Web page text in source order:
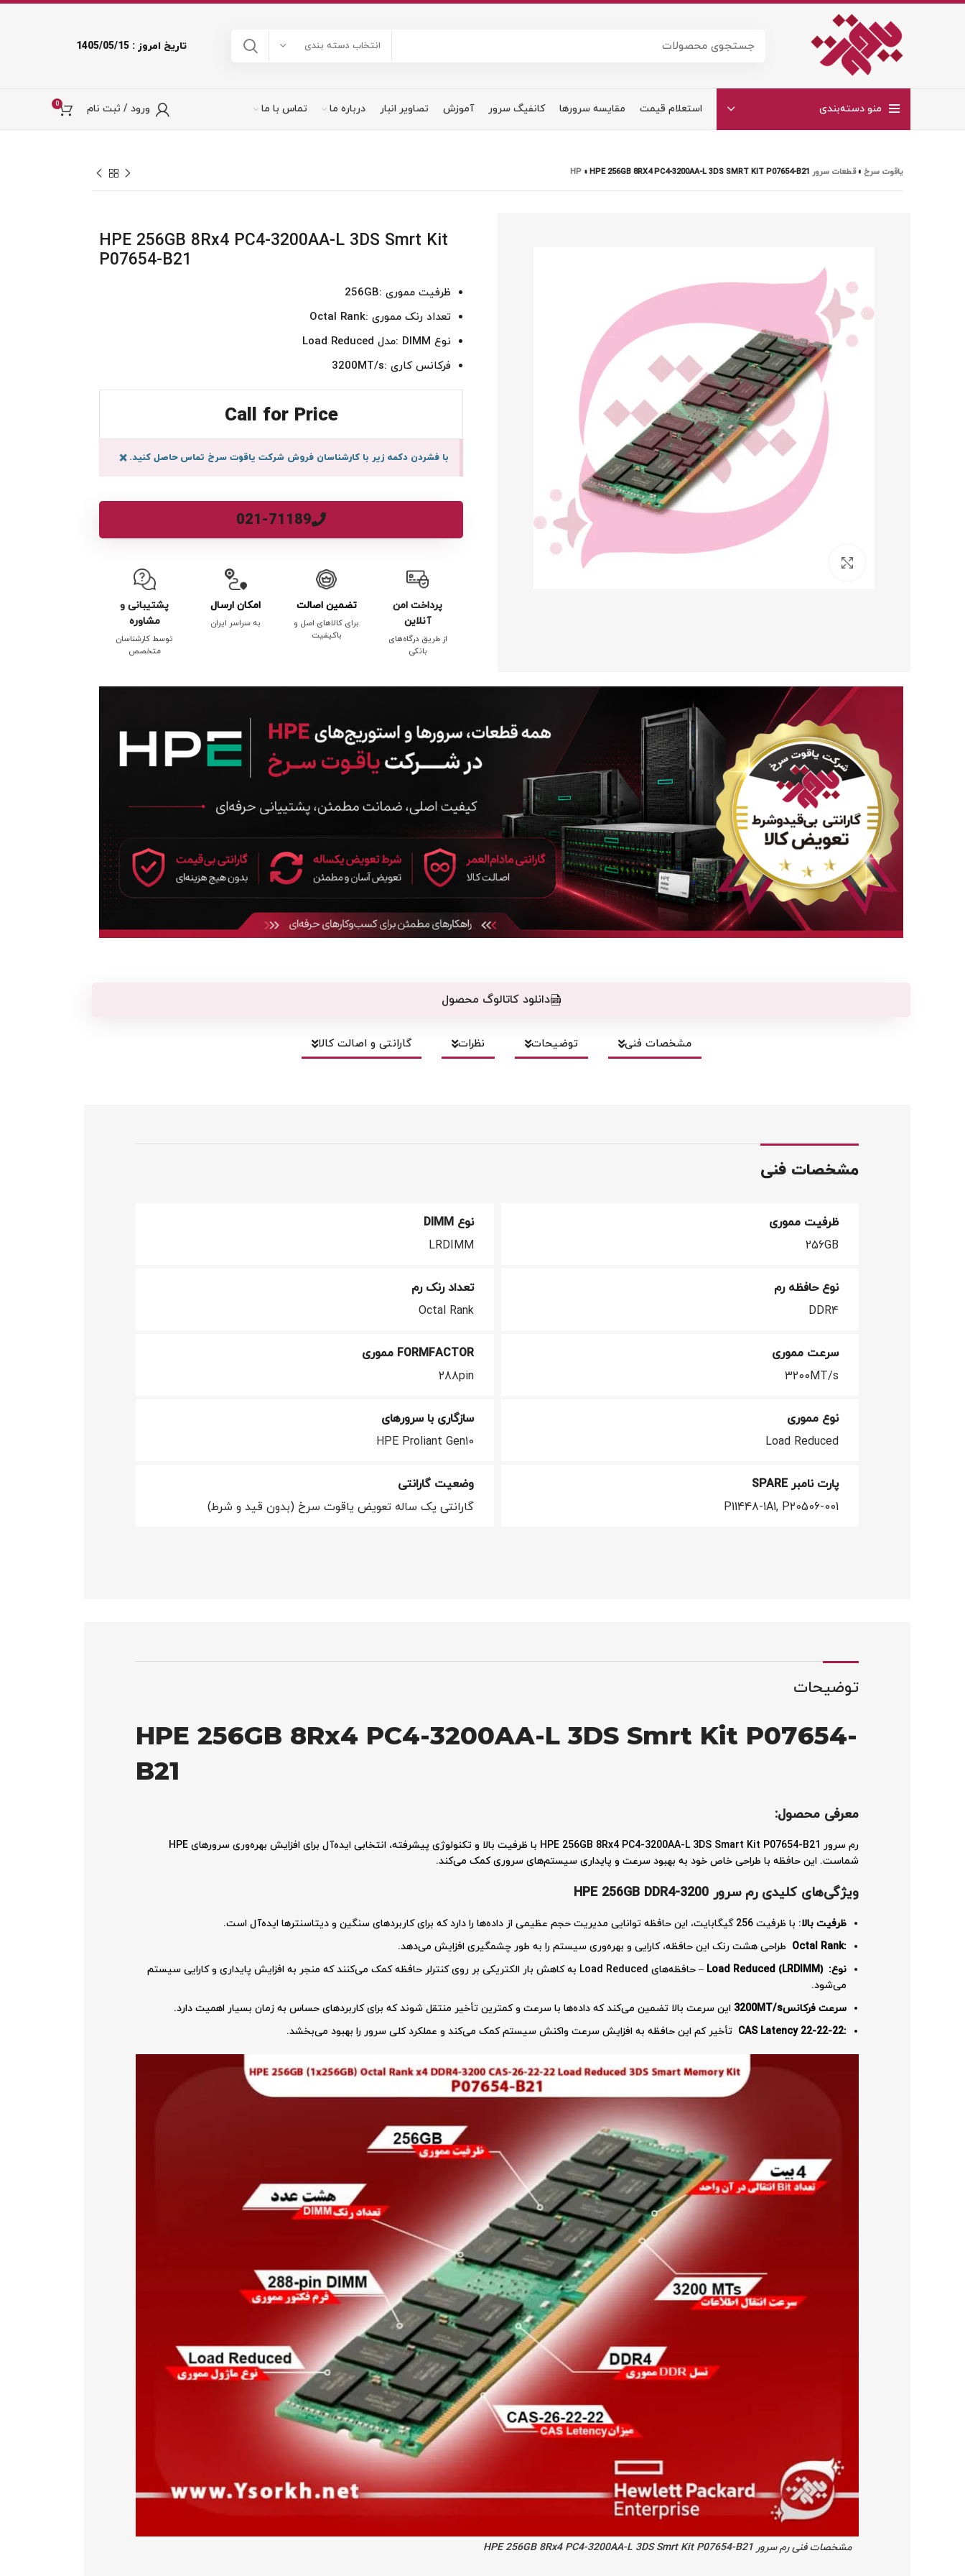
انتخاب دسته بندی تاریخ امروز : 1405/05/15
منو دسته‌بندی استعلام قیمت مقایسه سرورها کانفیگ سرور آموزش تصاویر انبار درباره ما تماس با ما ورود / ثبت نام 0
یاقوت سرخ »قطعات سرور HP »HPE 256GB 8RX4 PC4-3200AA-L 3DS SMRT KIT P07654-B21
HPE 256GB 8Rx4 PC4-3200AA-L 3DS Smrt Kit
P07654-B21
ظرفیت مموری :256GB
تعداد رنک مموری :Octal Rank
نوع DIMM :مدل Load Reduced
فرکانس کاری :3200MT/s
Call for Price
با فشردن دکمه زیر با کارشناسان فروش شرکت یاقوت سرخ تماس حاصل کنید.×
021-71189
پرداخت امن
آنلاین
از طریق درگاه‌های
بانکی
تضمین اصالت
برای کالاهای اصل و
باکیفیت
امکان ارسال
به سراسر ایران
پشتیبانی و
مشاوره
توسط کارشناسان
متخصص
دانلود کاتالوگ محصول
مشخصات فنی توضیحات نظرات گارانتی و اصالت کالا
مشخصات فنی
ظرفیت مموری
256GB
نوع DIMM
LRDIMM
نوع حافظه رم
DDR4
تعداد رنک رم
Octal Rank
سرعت مموری
3200MT/s
FORMFACTOR مموری
288pin
نوع مموری
Load Reduced
سازگاری با سرورهای
HPE Proliant Gen10
پارت نامبر SPARE
P11448-1A1, P20506-001
وضعیت گارانتی
گارانتی یک ساله تعویض یاقوت سرخ (بدون قید و شرط)
توضیحات
HPE 256GB 8Rx4 PC4-3200AA-L 3DS Smrt Kit P07654-
B21
معرفی محصول:
رم سرور HPE 256GB 8Rx4 PC4-3200AA-L 3DS Smart Kit P07654-B21 با ظرفیت بالا و تکنولوژی پیشرفته، انتخابی ایده‌آل برای افزایش بهره‌وری سرورهای HPE
شماست. این حافظه با طراحی خاص خود به بهبود سرعت و پایداری سیستم‌های سروری کمک می‌کند.
ویژگی‌های کلیدی رم سرور
ظرفیت بالا: با ظرفیت 256 گیگابایت، این حافظه توانایی مدیریت حجم عظیمی از داده‌ها را دارد که برای کاربردهای سنگین و دیتاسنترها ایده‌آل است.
:Octal Rank
طراحی هشت رنک این حافظه، کارایی و بهره‌وری سیستم را به طور چشمگیری افزایش می‌دهد.
نوع: Load Reduced (LRDIMM)
– حافظه‌های Load Reduced به کاهش بار الکتریکی بر روی کنترلر حافظه کمک می‌کنند که منجر به افزایش پایداری و کارایی سیستم
می‌شود.
سرعت فرکانس3200MT/s این سرعت بالا تضمین می‌کند که داده‌ها با سرعت و کمترین تأخیر منتقل شوند که برای کاربردهای حساس به زمان بسیار اهمیت دارد.
:CAS Latency 22-22-22
تأخیر کم این حافظه به افزایش سرعت واکنش سیستم کمک می‌کند و عملکرد کلی سرور را بهبود می‌بخشد.
مشخصات فنی رم سرور HPE 256GB 8Rx4 PC4-3200AA-L 3DS Smrt Kit P07654-B21